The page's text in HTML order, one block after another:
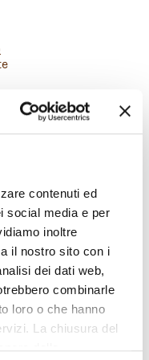
contenuti ed
social media e per
inoltre
il nostro sito con i
dei dati web,
combinarle
loro o che hanno
La chiusura del
e aggiungere un po'
aggiungerlo nella